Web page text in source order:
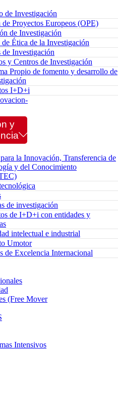
de Investigación
Proyectos Europeos (OPE)
de Investigación
Ética de la Investigación
de Investigación
y Centros de Investigación
Propio de fomento y desarrollo de
I+D+i
y
la Innovación, Transferencia de
y del Conocimiento
de investigación
de I+D+i con entidades y
intelectual e industrial
Umotor
de Excelencia Internacional
(Free Mover
Intensivos